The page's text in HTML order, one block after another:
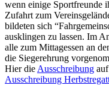
wenn einige Sport­freunde
Zufahrt zum
bildeten sich
aus­klingen zu lassen. Im
alle zum Mittag­essen an
die Sieger­ehrung
Hier die Ausschreibung
Ausschreibung